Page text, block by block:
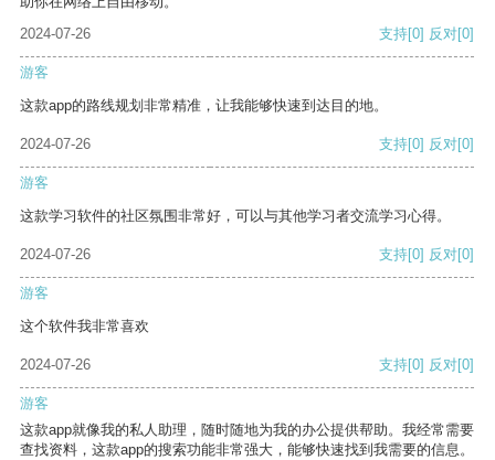
2024-07-26
支持[0] 反对[0]
游客
这款app的路线规划非常精准，让我能够快速到达目的地。
2024-07-26 支持[0] 反对[0]
游客
这款学习软件的社区氛围非常好，可以与其他学习者交流学习心得。
2024-07-26 支持[0] 反对[0]
游客
这个软件我非常喜欢
2024-07-26 支持[0] 反对[0]
游客
这款app就像我的私人助理，随时随地为我的办公提供帮助。我经常需要
查找资料，这款app的搜索功能非常强大，能够快速找到我需要的信息。